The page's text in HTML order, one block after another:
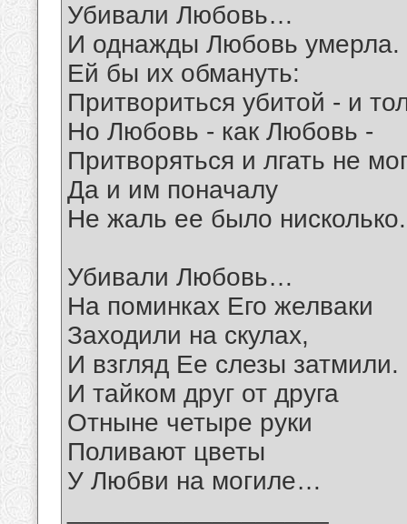
Убивали Любовь…
И однажды Любовь умерла.
Ей бы их обмануть:
Притвориться убитой - и
Но Любовь - как Любовь -
Притворяться и лгать не
Да и им поначалу
Не жаль ее было нисколько.
Убивали Любовь…
На поминках Его желваки
Заходили на скулах,
И взгляд Ее слезы затмили.
И тайком друг от друга
Отныне четыре руки
Поливают цветы
У Любви на могиле…